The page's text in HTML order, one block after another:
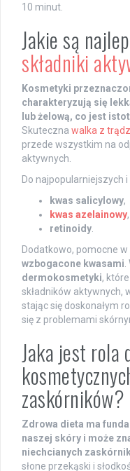
10 minut.
Jakie są
składniki
Kosmetyki
charakteryzują się
lub żelową, co jest
Skuteczna walka z
przede wszystkim na
aktywnych.
Do najpopularniejszych
kwas salicylowy,
kwas azelainowy,
retinoidy.
Dodatkowo, pomocne
wzbogacone kwasami.
dermokosmetyki,
składników aktywnych,
stając się doskonałym
się z problemami
Jaka jest rola
zaskórników?
Zdrowa dieta ma
naszej skóry i może
niechcianych
słone przekąski i